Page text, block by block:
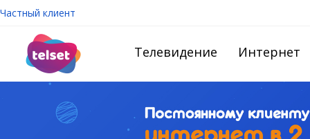
Частный клиент
Телевидение Интернет